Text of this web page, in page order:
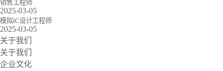
销售工程师
2025-03-05
模拟IC设计工程师
2025-03-05
关于我们
关于我们
企业文化